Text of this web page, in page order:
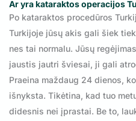
Ar yra kataraktos operacijos
Po kataraktos procedūros
Turkijoje jūsų akis gali šiek
nes tai normalu. Jūsų
jaustis jautri šviesai, ji gali
Praeina maždaug 24 dienos,
išnyksta. Tikėtina, kad tuo
didesnis nei įprastai. Be to,